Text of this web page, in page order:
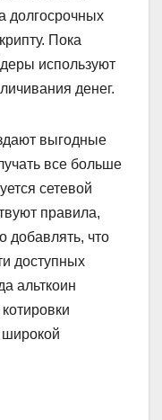
долгосрочных
Пока
используют
денег.
выгодные
все больше
сетевой
правила,
добавлять, что
доступных
альткоин